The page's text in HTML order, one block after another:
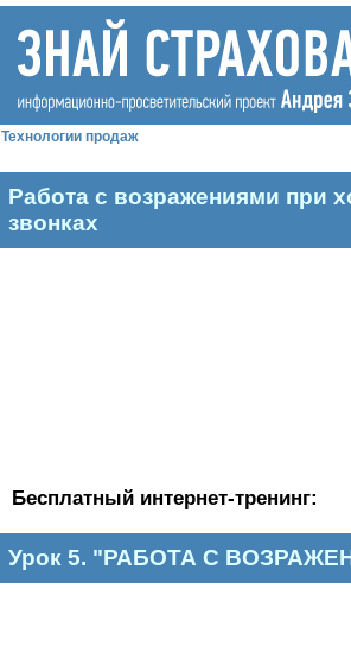
Технологии продаж
Работа с возражениями при
звонках
Бесплатный интернет-тренинг:
Урок 5. "РАБОТА С